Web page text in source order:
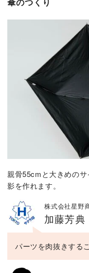
親骨55cmと大きめの
影を作れます。
株式会社星野
加藤芳典
パーツを肉抜きする